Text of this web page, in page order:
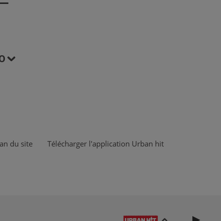
du site Télécharger l'application Urban hit